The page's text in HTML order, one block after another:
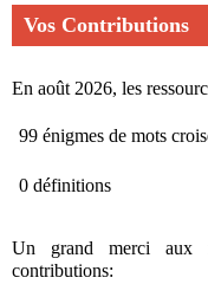
Vos Contributions
En août 2026, les
99 énigmes de mots
0 définitions
Un grand merci aux
contributions: